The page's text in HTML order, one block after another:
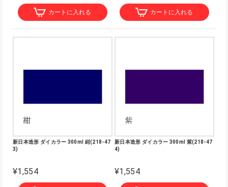
カートに入れる カートに入れる
新日本造形 ダイカラー 300ml 紺(218-47
3)
¥1,554
新日本造形 ダイカラー 300ml 紫(218-47
4)
¥1,554